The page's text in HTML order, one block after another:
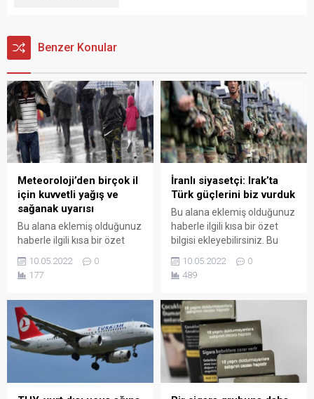
Benzer Konular
Meteoroloji’den birçok il
için kuvvetli yağış ve
sağanak uyarısı
Bu alana eklemiş olduğunuz
haberle ilgili kısa bir özet
metin yazı düzenleme
sayfasında "Özet"
Özet eklenmişse başlık
altında kalın olarak bu
şekilde gösterilir,
eklenmemişse bu alan boş
10.05.2022
0
177
İranlı siyasetçi: Irak’ta
Türk güçlerini biz vurduk
Bu alana eklemiş olduğunuz
haberle ilgili kısa bir özet
bilgisi ekleyebilirsiniz. Bu
sayfasında "Özet"
bölümünden eklenebilir.
altında kalın olarak bu
şekilde gösterilir,
eklenmemişse bu alan boş
kalır.
10.05.2022
0
489